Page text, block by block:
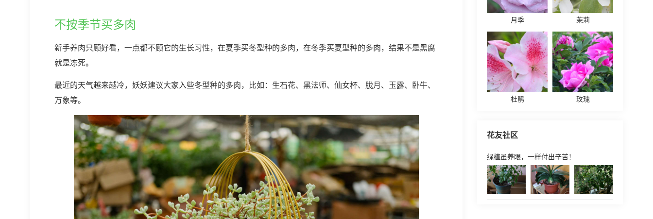
不按季节买多肉
新手养肉只顾好看，一点都不顾它的生长习性，在夏季买冬型种的多肉，在冬季买夏型种的多肉，结果不是黑腐
就是冻死。
最近的天气越来越冷，妖妖建议大家入些冬型种的多肉，比如：生石花、黑法师、仙女杯、胧月、玉露、卧牛、
万象等。
月季 茉莉
杜鹃 玫瑰
花友社区
绿植虽养眼，一样付出辛苦！